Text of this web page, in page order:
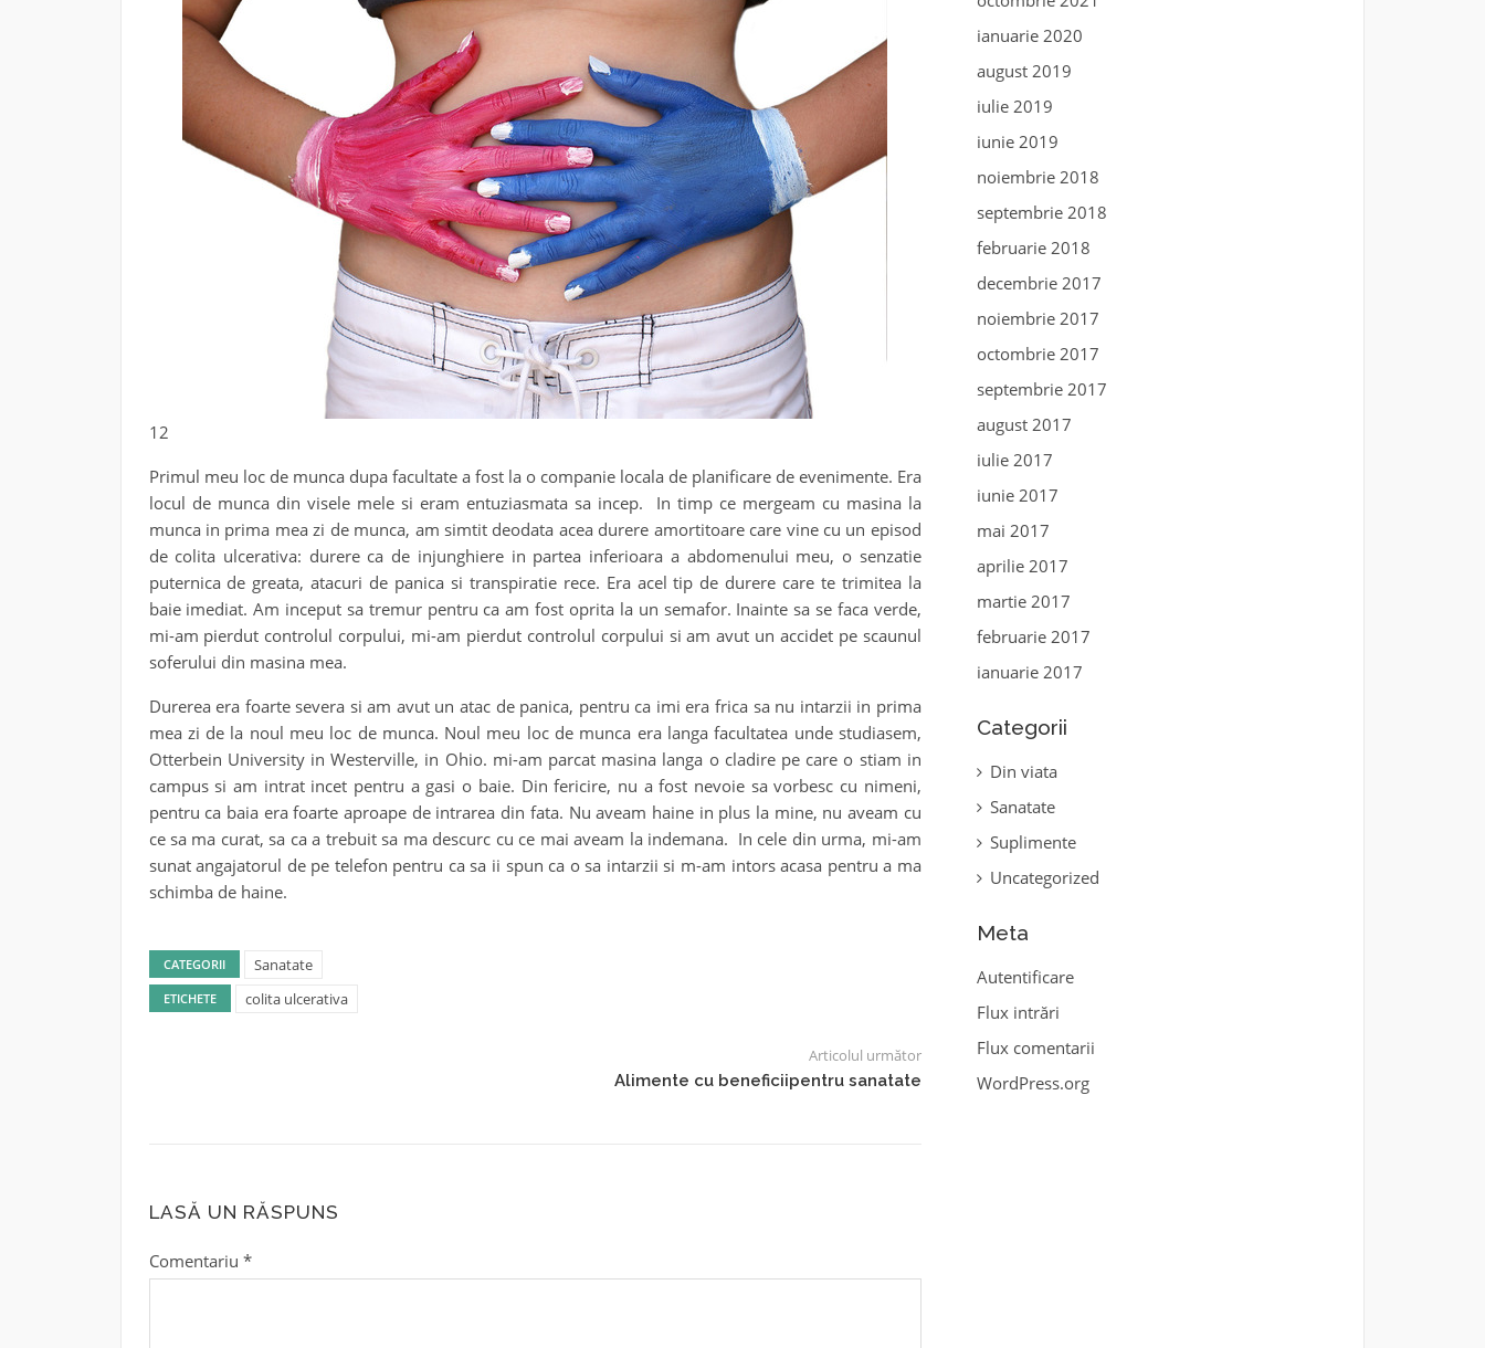
12
Primul meu loc de munca dupa facultate a fost la o companie locala de planificare de evenimente. Era
locul de munca din visele mele si eram entuziasmata sa incep. In timp ce mergeam cu masina la
munca in prima mea zi de munca, am simtit deodata acea durere amortitoare care vine cu un episod
de colita ulcerativa: durere ca de injunghiere in partea inferioara a abdomenului meu, o senzatie
puternica de greata, atacuri de panica si transpiratie rece. Era acel tip de durere care te trimitea la
baie imediat. Am inceput sa tremur pentru ca am fost oprita la un semafor. Inainte sa se faca verde,
mi-am pierdut controlul corpului, mi-am pierdut controlul corpului si am avut un accidet pe scaunul
soferului din masina mea.
Durerea era foarte severa si am avut un atac de panica, pentru ca imi era frica sa nu intarzii in prima
mea zi de la noul meu loc de munca. Noul meu loc de munca era langa facultatea unde studiasem,
Otterbein University in Westerville, in Ohio. mi-am parcat masina langa o cladire pe care o stiam in
campus si am intrat incet pentru a gasi o baie. Din fericire, nu a fost nevoie sa vorbesc cu nimeni,
pentru ca baia era foarte aproape de intrarea din fata. Nu aveam haine in plus la mine, nu aveam cu
ce sa ma curat, sa ca a trebuit sa ma descurc cu ce mai aveam la indemana. In cele din urma, mi-am
sunat angajatorul de pe telefon pentru ca sa ii spun ca o sa intarzii si m-am intors acasa pentru a ma
schimba de haine.
CATEGORII Sanatate
ETICHETE colita ulcerativa
Articolul următor
Alimente cu beneficiipentru sanatate
LASĂ UN RĂSPUNS
Comentariu *
ianuarie 2020
august 2019
iulie 2019
iunie 2019
noiembrie 2018
septembrie 2018
februarie 2018
decembrie 2017
noiembrie 2017
octombrie 2017
septembrie 2017
august 2017
iulie 2017
iunie 2017
mai 2017
aprilie 2017
martie 2017
februarie 2017
ianuarie 2017
Categorii
Din viata
Sanatate
Suplimente
Uncategorized
Meta
Autentificare
Flux intrări
Flux comentarii
WordPress.org